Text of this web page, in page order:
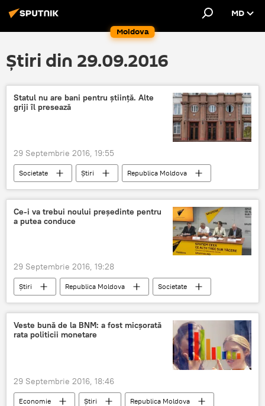
Moldova
MD
Știri din 29.09.2016
Statul nu are bani pentru știință. Alte
griji îl presează
29 Septembrie 2016, 19:55
Societate Știri
Republica Moldova
Vladimir Hotineanu
Valentina Stratan
Academia de Ştiinţe a Moldovei
aviz
lege
salariu
Ce-i va trebui noului preşedinte pentru
a putea conduce
29 Septembrie 2016, 19:28
Știri Republica Moldova
Societate
CHIȘINĂU
președinte
Sputnik
conferință de presă
sfaturi
Nina Dimoglo
Veste bună de la BNM: a fost micşorată
rata politicii monetare
29 Septembrie 2016, 18:46
Economie Știri
Republica Moldova